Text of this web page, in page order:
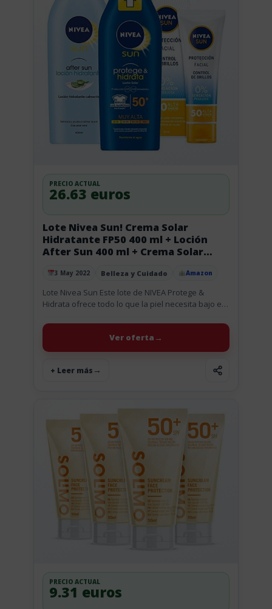
Publicado el
3 May 2022 Belleza y Cuidado Amazon
Lote Nivea Sun! Crema Solar
Hidratante FP50 400 ml + Loción
After Sun 400 ml + Crema Solar
PRECIO ACTUAL
26.63 euros
Lote Nivea Sun Este lote de NIVEA Protege &
Hidrata ofrece todo lo que la piel necesita bajo el
+ Leer más
Ver oferta
PRECIO ACTUAL
9.31 euros